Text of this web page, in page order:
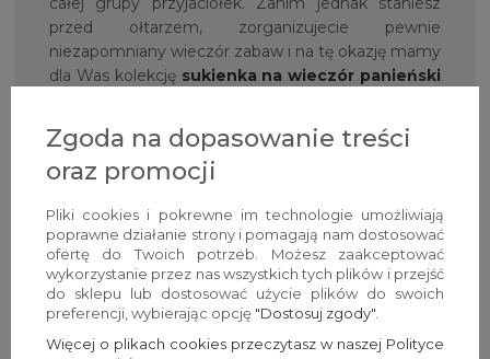
przed ołtarzem, zorganizujecie pewnie
niezapomniany wieczór zabaw i na tę okazję mamy
dla Was kolekcję sukienka na wieczór panieński
Avocado Style
będziesz czuła się pięknie,
kobieco i po prostu zjawiskowo!
znaczenie — Avocado Style w
różnorodnym wydaniu!
Jak mogłaś już zauważyć, zresztą słusznie, na
naszych wirtualnych półkach sklepowych znajdują
Zgoda na dopasowanie treści
oraz promocji
Pliki cookies i pokrewne im technologie umożliwiają
poprawne działanie strony i pomagają nam dostosować
ofertę do Twoich potrzeb. Możesz zaakceptować
wykorzystanie przez nas wszystkich tych plików i przejść
do sklepu lub dostosować użycie plików do swoich
preferencji, wybierając opcję "Dostosuj zgody"
Więcej o plikach cookies przeczytasz w naszej Polityce